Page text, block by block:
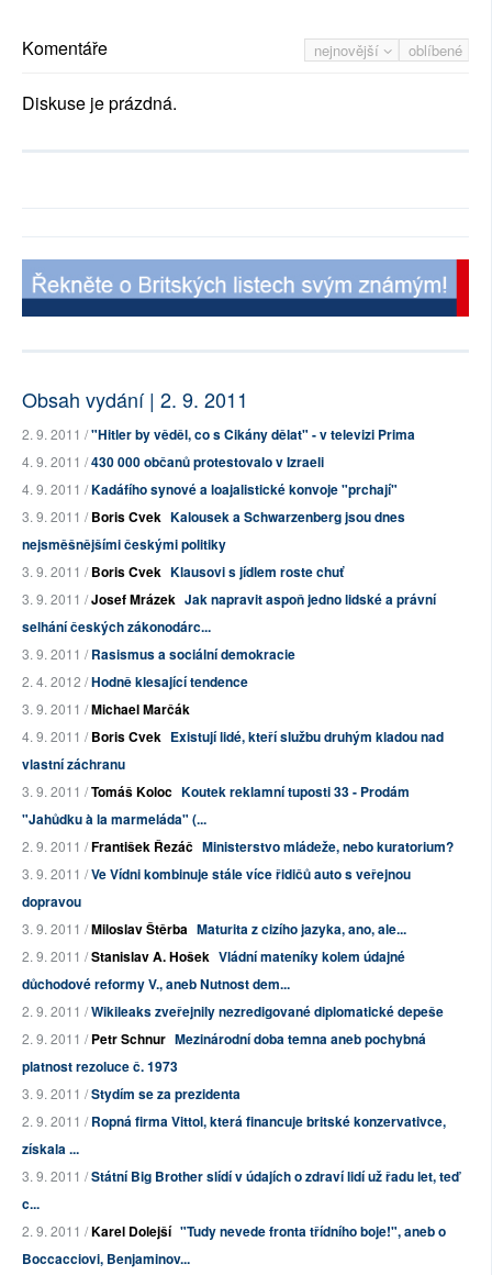
nejnovější oblíbené
Komentáře
Diskuse je prázdná.
Obsah vydání | 2. 9. 2011
2. 9. 2011 /"Hitler by věděl, co s Cikány dělat" - v televizi Prima
4. 9. 2011 /430 000 občanů protestovalo v Izraeli
4. 9. 2011 /Kadáfího synové a loajalistické konvoje "prchají"
3. 9. 2011 /Boris Cvek Kalousek a Schwarzenberg jsou dnes
nejsměšnějšími českými politiky
3. 9. 2011 /Boris Cvek Klausovi s jídlem roste chuť
3. 9. 2011 /Josef Mrázek Jak napravit aspoň jedno lidské a právní
selhání českých zákonodárc...
3. 9. 2011 /Rasismus a sociální demokracie
2. 4. 2012 /Hodně klesající tendence
3. 9. 2011 /Michael Marčák
4. 9. 2011 /Boris Cvek Existují lidé, kteří službu druhým kladou nad
vlastní záchranu
3. 9. 2011 /Tomáš Koloc Koutek reklamní tuposti 33 - Prodám
"Jahůdku à la marmeláda" (...
2. 9. 2011 /František Řezáč Ministerstvo mládeže, nebo kuratorium?
3. 9. 2011 /Ve Vídni kombinuje stále více řidičů auto s veřejnou
dopravou
3. 9. 2011 /Miloslav Štěrba Maturita z cizího jazyka, ano, ale...
2. 9. 2011 /Stanislav A. Hošek Vládní mateníky kolem údajné
důchodové reformy V., aneb Nutnost dem...
2. 9. 2011 /Wikileaks zveřejnily nezredigované diplomatické depeše
2. 9. 2011 /Petr Schnur Mezinárodní doba temna aneb pochybná
platnost rezoluce č. 1973
3. 9. 2011 /Stydím se za prezidenta
2. 9. 2011 /Ropná firma Vittol, která financuje britské konzervativce,
získala ...
3. 9. 2011 /Státní Big Brother slídí v údajích o zdraví lidí už řadu let, teď
c...
2. 9. 2011 /Karel Dolejší "Tudy nevede fronta třídního boje!", aneb o
Boccacciovi, Benjaminov...